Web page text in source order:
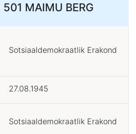
MAIMU BERG
Sotsiaaldemokraatlik Erakond
27.08.1945
Sotsiaaldemokraatlik Erakond